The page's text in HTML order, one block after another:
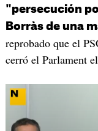
"persecución
Borràs de una
reprobado que el
cerró el Parlament